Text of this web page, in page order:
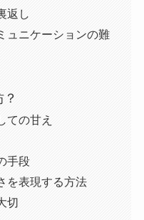
返し
ュニケーションの難
ての甘え
手段
を表現する方法
切